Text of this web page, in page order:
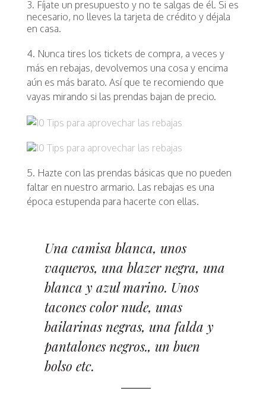
3. Fíjate un presupuesto y no te salgas de él. Si es
necesario, no lleves la tarjeta de crédito y déjala
en casa.
4. Nunca tires los tickets de compra, a veces y
más en rebajas, devolvemos una cosa y encima
aún es más barato. Así que te recomiendo que
vayas mirando si las prendas bajan de precio.
5. Hazte con las prendas básicas que no pueden
faltar en nuestro armario. Las rebajas es una
época estupenda para hacerte con ellas.
Una camisa blanca, unos
vaqueros, una blazer negra, una
blanca y azul marino. Unos
tacones color nude, unas
bailarinas negras, una falda y
pantalones negros., un buen
bolso etc.